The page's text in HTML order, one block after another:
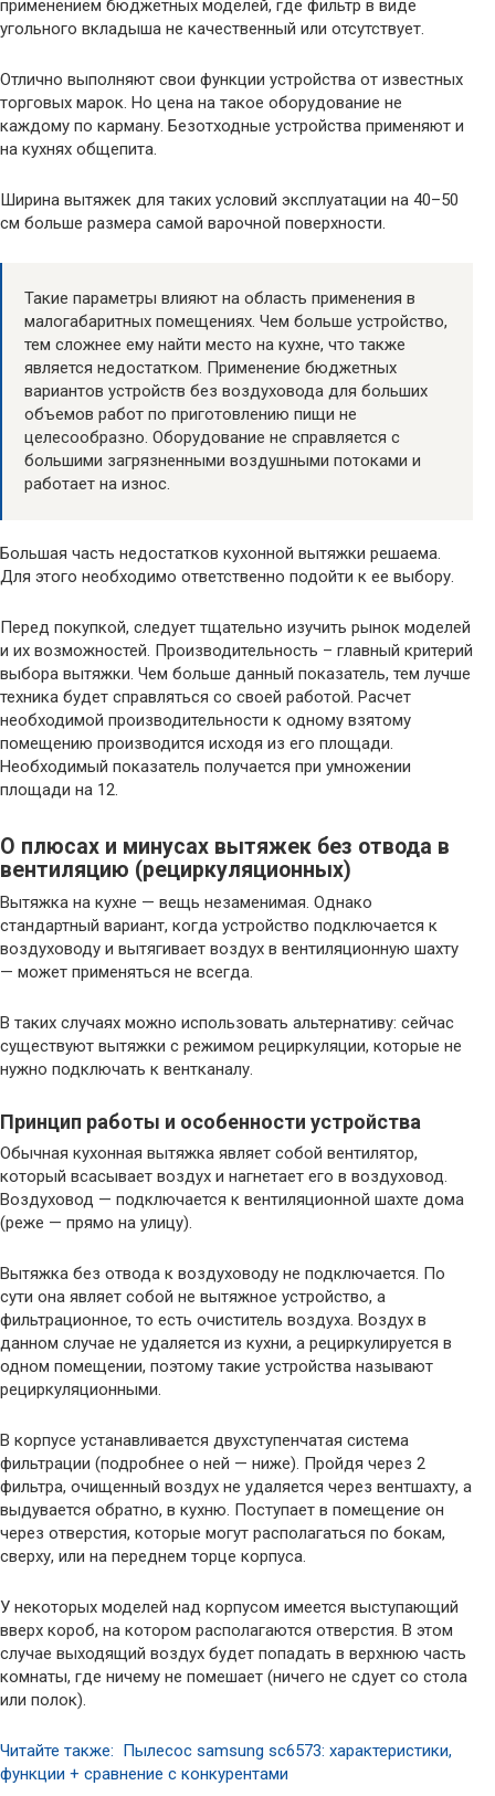
применением бюджетных моделей, где фильтр в виде
угольного вкладыша не качественный или отсутствует.
Отлично выполняют свои функции устройства от известных
торговых марок. Но цена на такое оборудование не
каждому по карману. Безотходные устройства применяют и
на кухнях общепита.
Ширина вытяжек для таких условий эксплуатации на 40–50
см больше размера самой варочной поверхности.
Такие параметры влияют на область применения в
малогабаритных помещениях. Чем больше устройство,
тем сложнее ему найти место на кухне, что также
является недостатком. Применение бюджетных
вариантов устройств без воздуховода для больших
объемов работ по приготовлению пищи не
целесообразно. Оборудование не справляется с
большими загрязненными воздушными потоками и
работает на износ.
Большая часть недостатков кухонной вытяжки решаема.
Для этого необходимо ответственно подойти к ее выбору.
Перед покупкой, следует тщательно изучить рынок моделей
и их возможностей. Производительность – главный критерий
выбора вытяжки. Чем больше данный показатель, тем лучше
техника будет справляться со своей работой. Расчет
необходимой производительности к одному взятому
помещению производится исходя из его площади.
Необходимый показатель получается при умножении
площади на 12.
О плюсах и минусах вытяжек без отвода в
вентиляцию (рециркуляционных)
Вытяжка на кухне — вещь незаменимая. Однако
стандартный вариант, когда устройство подключается к
воздуховоду и вытягивает воздух в вентиляционную шахту
— может применяться не всегда.
В таких случаях можно использовать альтернативу: сейчас
существуют вытяжки с режимом рециркуляции, которые не
нужно подключать к вентканалу.
Принцип работы и особенности устройства
Обычная кухонная вытяжка являет собой вентилятор,
который всасывает воздух и нагнетает его в воздуховод.
Воздуховод — подключается к вентиляционной шахте дома
(реже — прямо на улицу).
Вытяжка без отвода к воздуховоду не подключается. По
сути она являет собой не вытяжное устройство, а
фильтрационное, то есть очиститель воздуха. Воздух в
данном случае не удаляется из кухни, а рециркулируется в
одном помещении, поэтому такие устройства называют
рециркуляционными.
В корпусе устанавливается двухступенчатая система
фильтрации (подробнее о ней — ниже). Пройдя через 2
фильтра, очищенный воздух не удаляется через вентшахту, а
выдувается обратно, в кухню. Поступает в помещение он
через отверстия, которые могут располагаться по бокам,
сверху, или на переднем торце корпуса.
У некоторых моделей над корпусом имеется выступающий
вверх короб, на котором располагаются отверстия. В этом
случае выходящий воздух будет попадать в верхнюю часть
комнаты, где ничему не помешает (ничего не сдует со стола
или полок).
Читайте также: Пылесос samsung sc6573: характеристики,
функции + сравнение с конкурентами